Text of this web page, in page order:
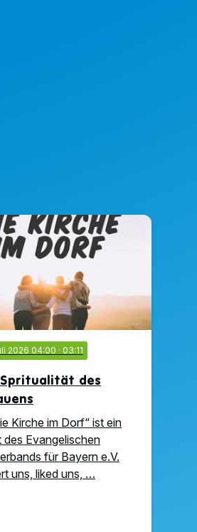
2026 04:00 · 03:11
des
Kirche im Dorf“ ist ein
des Evangelischen
für Bayern e.V.
uns, liked uns, …